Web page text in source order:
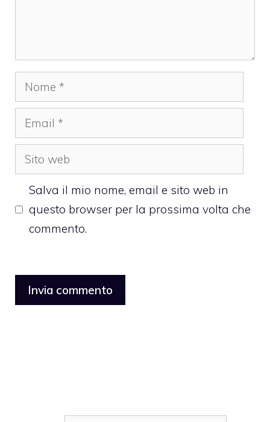
Nome
Email
Sito
web
Salva il mio nome, email e sito web in
questo browser per la prossima volta che
commento.